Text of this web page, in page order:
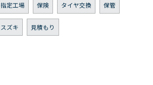
指定工場 保険 タイヤ交換 保管
スズキ 見積もり